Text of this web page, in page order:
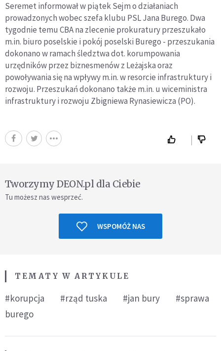
Seremet informował w piątek Sejm o działaniach
prowadzonych wobec szefa klubu PSL Jana Burego. Dwa
tygodnie temu CBA na zlecenie prokuratury przeszukało
m.in. biuro poselskie i pokój poselski Burego - przeszukania
dokonano w ramach śledztwa dot. korumpowania
urzędników przez biznesmenów z Leżajska oraz
powoływania się na wpływy m.in. w resorcie infrastruktury i
rozwoju. Przeszukań dokonano także m.in. u wiceministra
infrastruktury i rozwoju Zbigniewa Rynasiewicza (PO).
Tworzymy DEON.pl dla Ciebie
Tu możesz nas wesprzeć.
WSPOMÓŻ NAS
TEMATY W ARTYKULE
#korupcja #rząd tuska #jan bury
#sprawa
burego